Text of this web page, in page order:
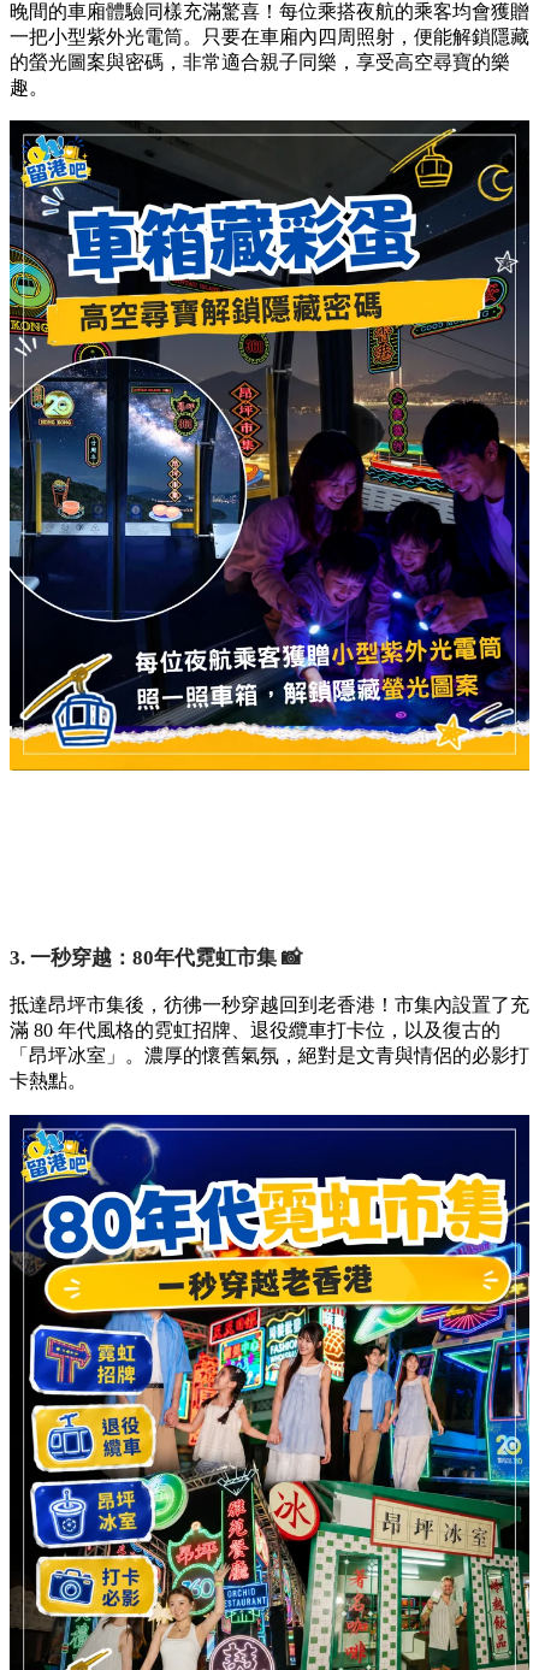
晚間的車廂體驗同樣充滿驚喜！每位乘搭夜航的乘客均會獲贈
一把小型紫外光電筒。只要在車廂內四周照射，便能解鎖隱藏
的螢光圖案與密碼，非常適合親子同樂，享受高空尋寶的樂
趣。
3. 一秒穿越：80年代霓虹市集 📸
抵達昂坪市集後，彷彿一秒穿越回到老香港！市集內設置了充
滿 80 年代風格的霓虹招牌、退役纜車打卡位，以及復古的
「昂坪冰室」。濃厚的懷舊氣氛，絕對是文青與情侶的必影打
卡熱點。